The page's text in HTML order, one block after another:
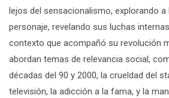
lejos del sensacionalismo, explorando a
personaje, revelando sus luchas
contexto que acompañó su revolución
abordan temas de relevancia social,
décadas del 90 y 2000, la crueldad del
televisión, la adicción a la fama, y la